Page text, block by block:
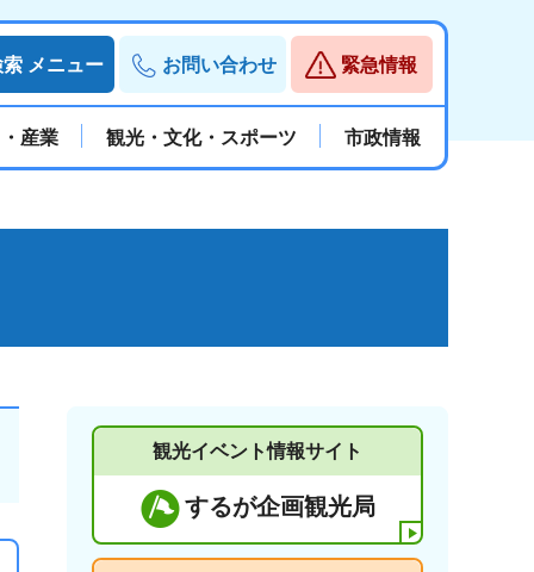
索 メニュー お問い合わせ 緊急情報
産業 観光・文化・スポーツ 市政情報
観光イベント情報サイト
するが企画観光局